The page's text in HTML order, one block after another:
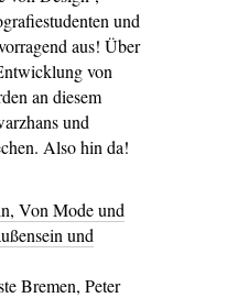
und
aus! Über
von
an diesem
und
Also hin da!
Von Mode und
und
Bremen, Peter